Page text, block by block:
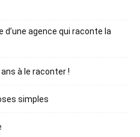
d’une agence qui raconte la
à le raconter !
simples